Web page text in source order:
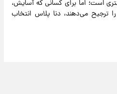
۲۰۷ انتخاب بهتری است؛ اما برای کسانی که آسایش،
ترجیح می‌دهند، دنا پلاس انتخاب